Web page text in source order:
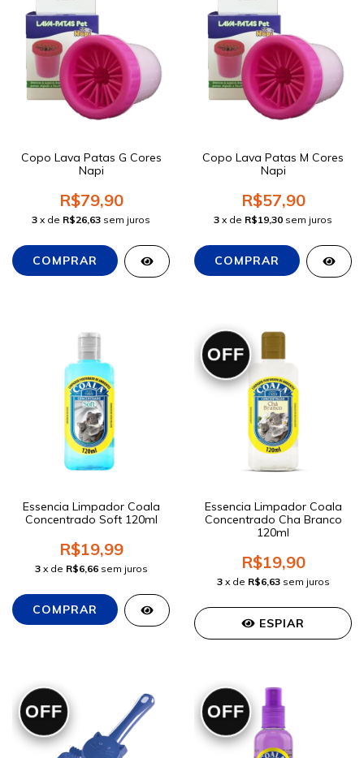
Copo Lava Patas G Cores
Napi
R$79,90
3 x de R$26,63 sem juros
Copo Lava Patas M Cores
Napi
R$57,90
3 x de R$19,30 sem juros
Essencia Limpador Coala
Concentrado Soft 120ml
R$19,99
3 x de R$6,66 sem juros
OFF
Essencia Limpador Coala
Concentrado Cha Branco
120ml
R$19,90
3 x de R$6,63 sem juros
ESPIAR
OFF OFF